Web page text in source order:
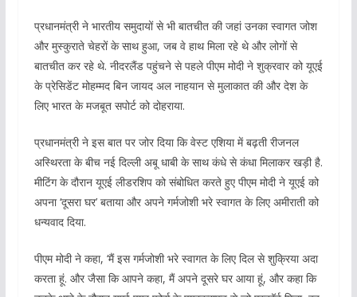
प्रधानमंत्री ने भारतीय समुदायों से भी बातचीत की जहां उनका स्वागत जोश
और मुस्कुराते चेहरों के साथ हुआ, जब वे हाथ मिला रहे थे और लोगों से
बातचीत कर रहे थे. नीदरलैंड पहुंचने से पहले पीएम मोदी ने शुक्रवार को यूएई
के प्रेसिडेंट मोहम्मद बिन जायद अल नाहयान से मुलाकात की और देश के
लिए भारत के मजबूत सपोर्ट को दोहराया.
प्रधानमंत्री ने इस बात पर जोर दिया कि वेस्ट एशिया में बढ़ती रीजनल
अस्थिरता के बीच नई दिल्ली अबू धाबी के साथ कंधे से कंधा मिलाकर खड़ी है.
मीटिंग के दौरान यूएई लीडरशिप को संबोधित करते हुए पीएम मोदी ने यूएई को
अपना ‘दूसरा घर’ बताया और अपने गर्मजोशी भरे स्वागत के लिए अमीराती को
धन्यवाद दिया.
पीएम मोदी ने कहा, ‘मैं इस गर्मजोशी भरे स्वागत के लिए दिल से शुक्रिया अदा
करता हूं. और जैसा कि आपने कहा, मैं अपने दूसरे घर आया हूं, और कहा कि